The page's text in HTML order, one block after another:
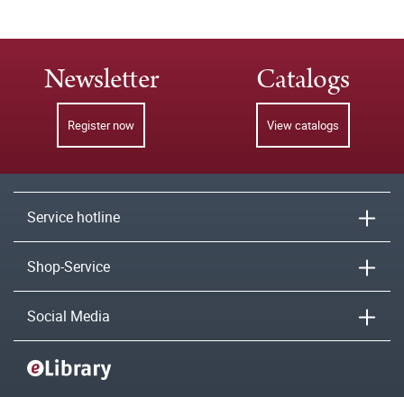
Newsletter
Register now
Catalogs
View catalogs
Service hotline
Shop-Service
Social Media